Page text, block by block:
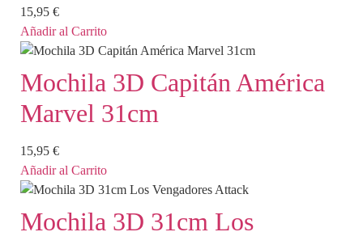
15,95 €
Añadir al Carrito
Mochila 3D Capitán América
Marvel 31cm
15,95 €
Añadir al Carrito
Mochila 3D 31cm Los